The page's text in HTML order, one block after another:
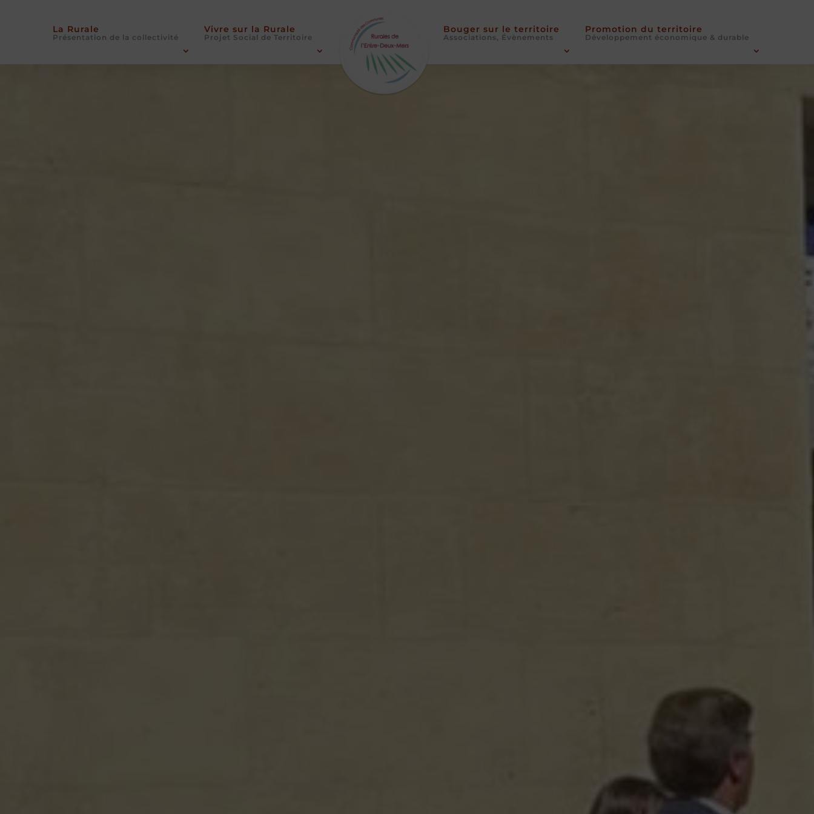
La Rurale
Présentation de la collectivité
Vivre sur la Rurale
Projet Social de Territoire
Bouger sur le territoire
Associations, Évènements
Promotion du territoire
Développement économique & durable